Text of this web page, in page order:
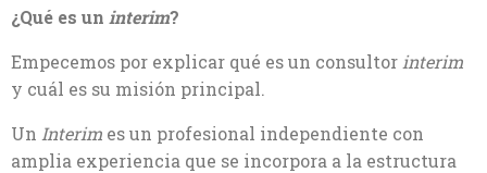
¿Qué es un interim?
Empecemos por explicar qué es un consultor interim
y cuál es su misión principal.
Un Interim es un profesional independiente con
amplia experiencia que se incorpora a la estructura